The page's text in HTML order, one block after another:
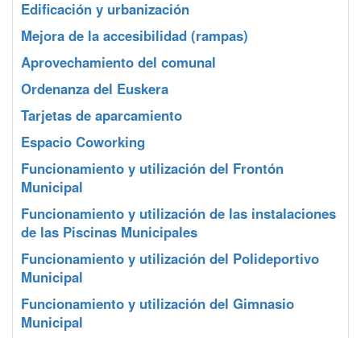
Edificación y urbanización
Mejora de la accesibilidad (rampas)
Aprovechamiento del comunal
Ordenanza del Euskera
Tarjetas de aparcamiento
Espacio Coworking
Funcionamiento y utilización del Frontón
Municipal
Funcionamiento y utilización de las instalaciones
de las Piscinas Municipales
Funcionamiento y utilización del Polideportivo
Municipal
Funcionamiento y utilización del Gimnasio
Municipal